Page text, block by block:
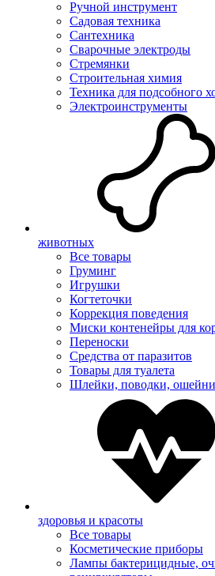
Ручной инструмент
Садовая техника
Сантехника
Сварочные электроды
Стремянки
Строительная химия
Техника для подсобного
Электроинструменты
животных
Все товары
Груминг
Игрушки
Когтеточки
Коррекция поведения
Миски контенейры для
Переноски
Средства от паразитов
Товары для туалета
Шлейки, поводки,
здоровья и красоты
Все товары
Косметические приборы
Лампы бактерицидные,